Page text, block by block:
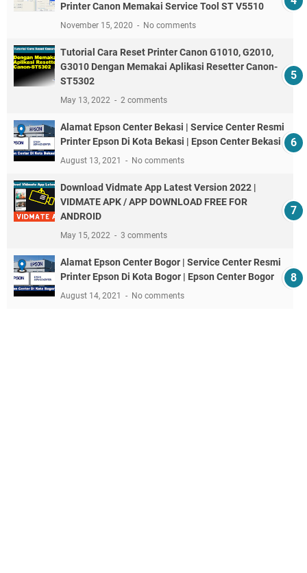
Printer Canon Memakai Service Tool ST V5510
November 15, 2020 No comments
Tutorial Cara Reset Printer Canon G1010, G2010,
G3010 Dengan Memakai Aplikasi Resetter Canon-
ST5302
May 13, 2022 2 comments
Alamat Epson Center Bekasi | Service Center Resmi
Printer Epson Di Kota Bekasi | Epson Center Bekasi
August 13, 2021 No comments
Download Vidmate App Latest Version 2022 |
VIDMATE APK / APP DOWNLOAD FREE FOR
ANDROID
May 15, 2022 3 comments
Alamat Epson Center Bogor | Service Center Resmi
Printer Epson Di Kota Bogor | Epson Center Bogor
August 14, 2021 No comments